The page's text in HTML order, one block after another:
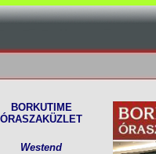
BORKUTIME
ÓRASZAKÜZLET
Westend